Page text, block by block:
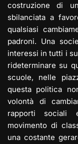
costruzione di
sbilanciata a
qualsiasi
padroni. Una
interessi in tutti i
rideterminare su
scuole, nelle
questa politica
volontà di
rapporti sociali
movimento di
una costante